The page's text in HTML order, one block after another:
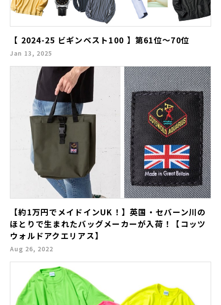
【 2024-25 ビギンベスト100 】第61位〜70位
Jan 13, 2025
【約1万円でメイドインUK！】英国・セバーン川の
ほとりで生まれたバッグメーカーが入荷！【コッツ
ウォルドアクエリアス】
Aug 26, 2022